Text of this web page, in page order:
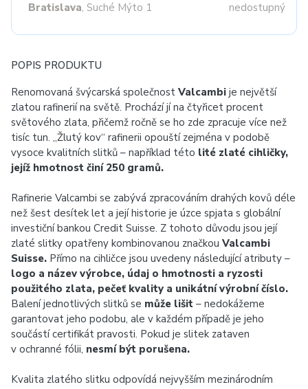
Bratislava, Suché Mýto 1 nedostupný
POPIS PRODUKTU
Renomovaná švýcarská společnost Valcambi je největší
zlatou rafinerií na světě. Prochází jí na čtyřicet procent
světového zlata, přičemž ročně se ho zde zpracuje více než
tisíc tun. „Žlutý kov“ rafinerii opouští zejména v podobě
vysoce kvalitních slitků – například této lité zlaté cihličky,
jejíž hmotnost činí 250 gramů.
Rafinerie Valcambi se zabývá zpracováním drahých kovů déle
než šest desítek let a její historie je úzce spjata s globální
investiční bankou Credit Suisse. Z tohoto důvodu jsou její
zlaté slitky opatřeny kombinovanou značkou Valcambi
Suisse. Přímo na cihličce jsou uvedeny následující atributy –
logo a název výrobce, údaj o hmotnosti a ryzosti
použitého zlata, pečeť kvality a unikátní výrobní číslo.
Balení jednotlivých slitků se může lišit – nedokážeme
garantovat jeho podobu, ale v každém případě je jeho
součástí certifikát pravosti. Pokud je slitek zataven
v ochranné fólii, nesmí být porušena.
Kvalita zlatého slitku odpovídá nejvyšším mezinárodním